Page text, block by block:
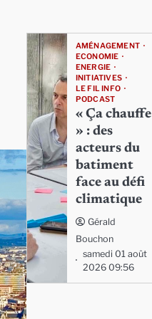
AMÉNAGEMENT
ECONOMIE
ENERGIE
INITIATIVES
LE FIL INFO
PODCAST
« Ça chauffe
» : des
acteurs du
batiment
face au défi
climatique
Gérald
Bouchon
samedi 01 août
2026 09:56